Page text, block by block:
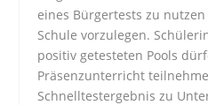
eines Bürgertests zu
Schule vorzulegen.
positiv getesteten Pools
Präsenzunterricht
Schnelltestergebnis zu